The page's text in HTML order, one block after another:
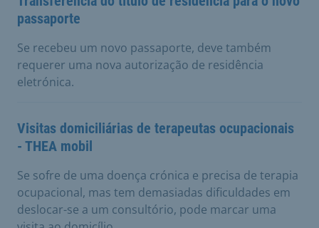
passaporte
Se recebeu um novo passaporte, deve também
requerer uma nova autorização de residência
eletrónica.
Visitas domiciliárias de terapeutas ocupacionais
- THEA mobil
Se sofre de uma doença crónica e precisa de terapia
ocupacional, mas tem demasiadas dificuldades em
deslocar-se a um consultório, pode marcar uma